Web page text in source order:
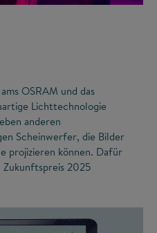
OSRAM und das
Lichttechnologie
anderen
Scheinwerfer, die Bilder
projizieren können. Dafür
2025